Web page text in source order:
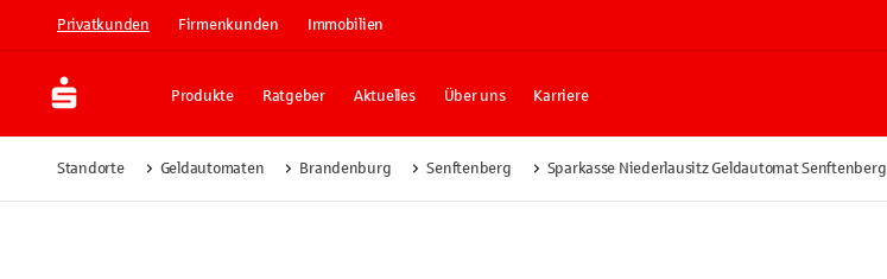
Privatkunden Firmenkunden Immobilien
Produkte Ratgeber Aktuelles Über uns Karriere
Standorte Geldautomaten Brandenburg Senftenberg Sparkasse Niederlausitz Geldautomat Senftenberg